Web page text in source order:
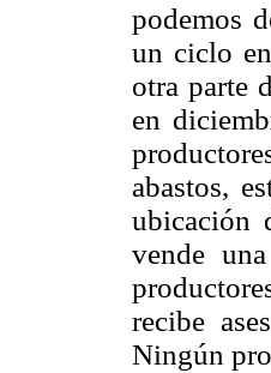
podemos
un ciclo
otra parte
en
abastos,
ubicación
vende
recibe
Ningún